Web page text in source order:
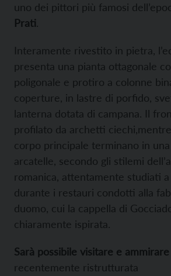
uno dei pittori più famosi
Prati.
Interamente rivestito in pietra,
presenta una pianta ottagonale
poligonale e protiro a colonne
coperture, in lastre di porfido,
lanterna dotata di campana. Il
profilato da archetti
corpo principale terminano in una
arcatelle, secondo gli stilemi
romanica, attentamente studiati
durante i restauri condotti alla
duomo, cui la cappella di
chiaramente ispirata.
Sarà possibile visitare e
recentemente ristrutturata